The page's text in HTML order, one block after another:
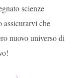
scienze
assicurarvi che
nuovo universo di